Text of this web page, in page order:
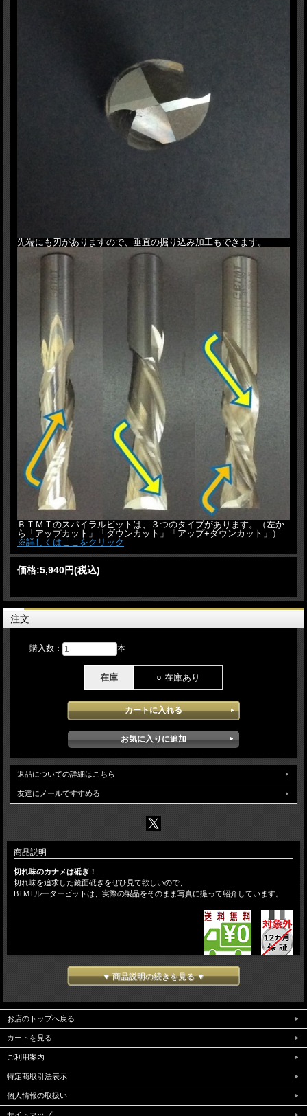
先端にも刃がありますので、垂直の掘り込み加工もできます。
ＢＴＭＴのスパイラルビットは、３つのタイプがあります。（左か
ら「アップカット」「ダウンカット」「アップ+ダウンカット」）
※詳しくはここをクリック
価格:5,940円(税込)
注文
購入数： 本
在庫 ○ 在庫あり
返品についての詳細はこちら
友達にメールですすめる
商品説明
切れ味のカナメは砥ぎ！
切れ味を追求した鏡面砥ぎをぜひ見て欲しいので、
BTMTルータービットは、実際の製品をそのまま写真に撮って紹介しています。
▼ 商品説明の続きを見る ▼
お店のトップへ戻る
カートを見る
ご利用案内
特定商取引法表示
個人情報の取扱い